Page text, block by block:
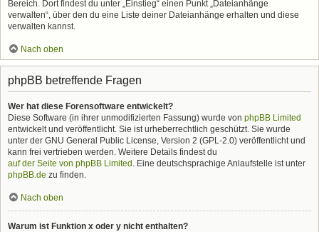
Bereich. Dort findest du unter „Einstieg“ einen Punkt „Dateianhänge
verwalten“, über den du eine Liste deiner Dateianhänge erhalten und diese
verwalten kannst.
Nach oben
phpBB betreffende Fragen
Wer hat diese Forensoftware entwickelt?
Diese Software (in ihrer unmodifizierten Fassung) wurde von phpBB Limited
entwickelt und veröffentlicht. Sie ist urheberrechtlich geschützt. Sie wurde
unter der GNU General Public License, Version 2 (GPL-2.0) veröffentlicht und
kann frei vertrieben werden. Weitere Details findest du
auf der Seite von phpBB Limited . Eine deutschsprachige Anlaufstelle ist unter
phpBB.de zu finden.
Nach oben
Warum ist Funktion x oder y nicht enthalten?